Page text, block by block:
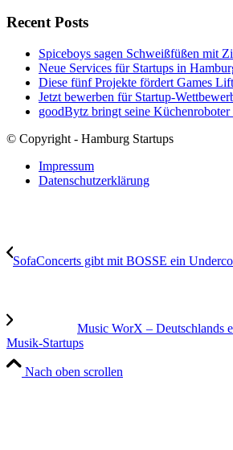
Recent Posts
Spiceboys sagen Schweißfüßen mit
Neue Services für Startups in
Diese fünf Projekte fördert Games
Jetzt bewerben für Startup-
goodBytz bringt seine
© Copyright - Hamburg Startups
Impressum
Datenschutzerklärung
SofaConcerts gibt mit BOSSE ein
Music WorX – Deutschlands
Musik-Startups
Nach oben scrollen